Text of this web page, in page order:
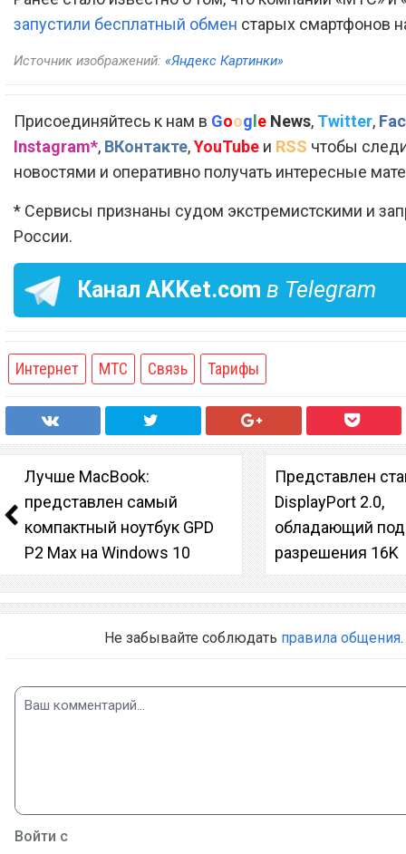
запустили бесплатный обмен старых смартфонов
Источник изображений: «Яндекс Картинки»
Присоединяйтесь к нам в Google News, Twitter,
Instagram*, ВКонтакте,YouTube и RSS чтобы
новостями и оперативно получать интересные
* Сервисы признаны судом экстремистскими и
России.
Канал AKKet.com в Telegram
Интернет МТС Связь Тарифы
Лучше MacBook:
представлен самый
компактный ноутбук GPD
P2 Max на Windows 10
Представлен
DisplayPort 2.0,
обладающий
разрешения 16K
Не забывайте соблюдать правила общения.
Войти с